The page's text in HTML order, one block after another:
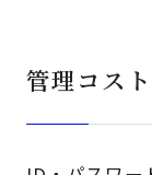
管理コス